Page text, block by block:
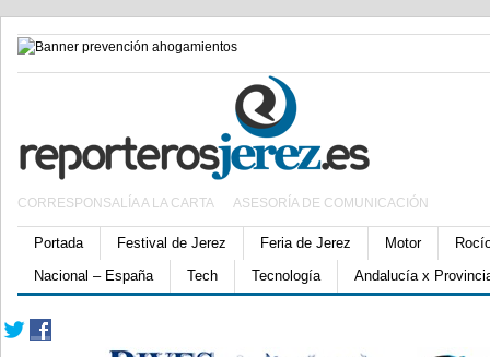
CORRESPONSALÍA A LA CARTA ASESORÍA DE COMUNICACIÓN
Portada Festival de Jerez Feria de Jerez Motor
Nacional – España
Tech Tecnología Andalucía x